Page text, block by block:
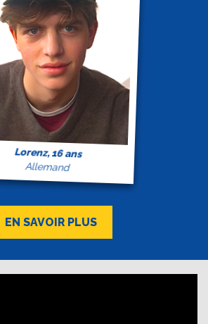
Lorenz, 16 ans
Allemand
EN SAVOIR PLUS